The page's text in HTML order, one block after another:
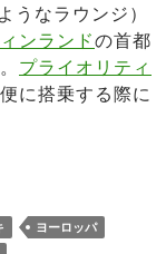
なラウンジ）
ンランドの首都
プライオリティ
に搭乗する際に
ライオリティパス
ヨーロッパ